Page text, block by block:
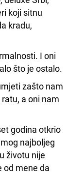
koji sitnu
kradu,
I oni
što je ostalo.
zašto nam
a oni nam
godina otkrio
najboljeg
životu nije
od mene da